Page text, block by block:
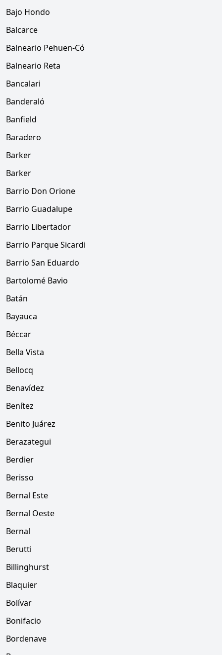
Bajo Hondo
Balcarce
Balneario Pehuen-Có
Balneario Reta
Bancalari
Banderaló
Banfield
Baradero
Barker
Barker
Barrio Don Orione
Barrio Guadalupe
Barrio Libertador
Barrio Parque Sicardi
Barrio San Eduardo
Bartolomé Bavio
Batán
Bayauca
Béccar
Bella Vista
Bellocq
Benavídez
Benítez
Benito Juárez
Berazategui
Berdier
Berisso
Bernal Este
Bernal Oeste
Bernal
Berutti
Billinghurst
Blaquier
Bolívar
Bonifacio
Bordenave